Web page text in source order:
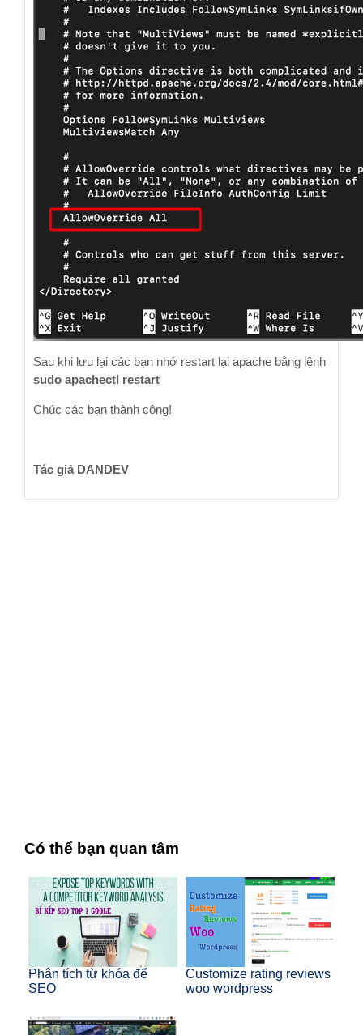
Sau khi lưu lại các bạn nhớ restart lại apache bằng lệnh
sudo apachectl restart
Chúc các bạn thành công!
Tác giả DANDEV
Có thể bạn quan tâm
Phân tích từ khóa để
SEO
Customize rating reviews
woo wordpress